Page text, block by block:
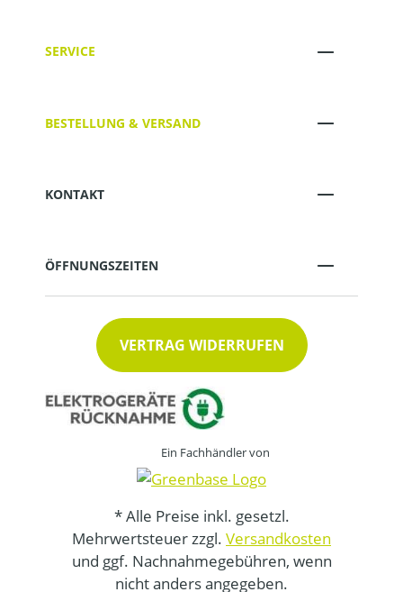
SERVICE
BESTELLUNG & VERSAND
KONTAKT
ÖFFNUNGSZEITEN
VERTRAG WIDERRUFEN
Ein Fachhändler von
* Alle Preise inkl. gesetzl.
Mehrwertsteuer zzgl. Versandkosten
und ggf. Nachnahmegebühren, wenn
nicht anders angegeben.